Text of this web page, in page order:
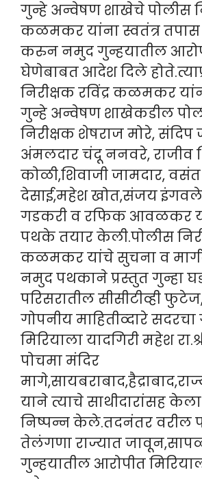
गुन्हे अन्वेषण शाखेचे पोलीस
कळमकर यांना स्वतंत्र
करुन नमुद गुन्हयातील
घेणेबाबत आदेश दिले
निरीक्षक रविंद्र कळमकर
गुन्हे अन्वेषण शाखेकडील
निरीक्षक शेषराज मोरे, संदिप
अंमलदार चंदू ननवरे, राजीव
कोळी,शिवाजी जामदार,
देसाई,महेश खोत,संजय
गडकरी व रफिक आवळकर
पथके तयार केली.पोलीस
कळमकर यांचे सुचना व
नमुद पथकाने प्रस्तुत गुन्हा
परिसरातील सीसीटीव्ही
गोपनीय माहितीव्दारे सदरचा
मिरियाला यादगिरी महेश
पोचमा मंदिर
याने त्याचे साथीदारांसह
निष्पन्न केले.तदनंतर वरील
तेलंगणा राज्यात
गुन्हयातील आरोपीत